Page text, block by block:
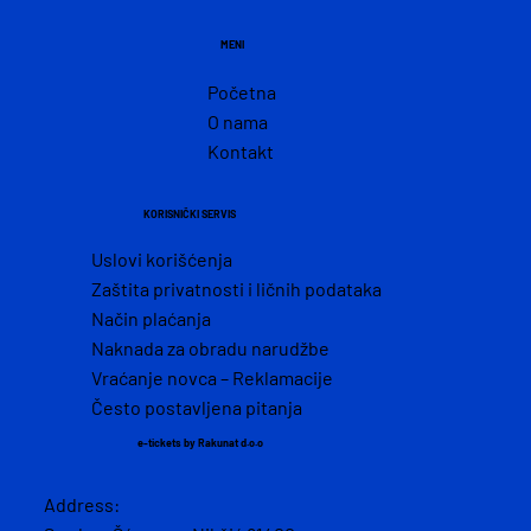
MENI
Početna
O nama
Kontakt
KORISNIČKI SERVIS
Uslovi korišćenja
Zaštita privatnosti i ličnih podataka
Način plaćanja
Naknada za obradu narudžbe
Vraćanje novca – Reklamacije
Često postavljena pitanja
e-tickets by Rakunat d.o.o
Address: